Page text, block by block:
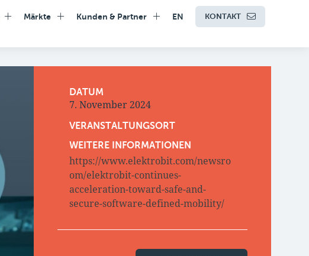
Märkte Kunden & Partner EN KONTAKT
DATUM
7. November 2024
VERANSTALTUNGSORT
WEITERE INFORMATIONEN
https://www.elektrobit.com/newsro
om/elektrobit-continues-
acceleration-toward-safe-and-
secure-software-defined-mobility/